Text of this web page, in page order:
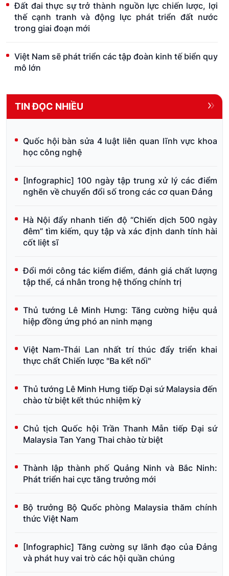
Đất đai thực sự trở thành nguồn lực chiến lược, lợi
thế cạnh tranh và động lực phát triển đất nước
trong giai đoạn mới
Việt Nam sẽ phát triển các tập đoàn kinh tế biển quy
mô lớn
TIN ĐỌC NHIỀU
Quốc hội bàn sửa 4 luật liên quan lĩnh vực khoa
học công nghệ
[Infographic] 100 ngày tập trung xử lý các điểm
nghẽn về chuyển đổi số trong các cơ quan Đảng
Hà Nội đẩy nhanh tiến độ “Chiến dịch 500 ngày
đêm” tìm kiếm, quy tập và xác định danh tính hài
cốt liệt sĩ
Đổi mới công tác kiểm điểm, đánh giá chất lượng
tập thể, cá nhân trong hệ thống chính trị
Thủ tướng Lê Minh Hưng: Tăng cường hiệu quả
hiệp đồng ứng phó an ninh mạng
Việt Nam-Thái Lan nhất trí thúc đẩy triển khai
thực chất Chiến lược "Ba kết nối"
Thủ tướng Lê Minh Hưng tiếp Đại sứ Malaysia đến
chào từ biệt kết thúc nhiệm kỳ
Chủ tịch Quốc hội Trần Thanh Mẫn tiếp Đại sứ
Malaysia Tan Yang Thai chào từ biệt
Thành lập thành phố Quảng Ninh và Bắc Ninh:
Phát triển hai cực tăng trưởng mới
Bộ trưởng Bộ Quốc phòng Malaysia thăm chính
thức Việt Nam
[Infographic] Tăng cường sự lãnh đạo của Đảng
và phát huy vai trò các hội quần chúng